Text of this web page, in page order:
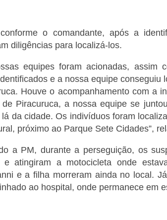
o comandante, após a
diligências para localizá-los.
equipes foram acionadas, assim
e a nossa equipe conseguiu
Houve o acompanhamento com a
de Piracuruca, a nossa equipe se
da cidade. Os indivíduos foram
próximo ao Parque Sete Cidades”,
a PM, durante a perseguição, os
e atingiram a motocicleta onde
e a filha morreram ainda no local.
ao hospital, onde permanece em